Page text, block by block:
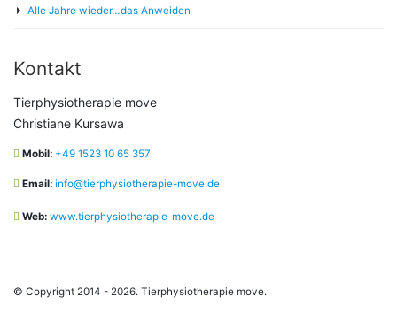
Alle Jahre wieder…das Anweiden
Kontakt
Tierphysiotherapie move
Christiane Kursawa
Mobil: +49 1523 10 65 357
Email: info@tierphysiotherapie-move.de
Web: www.tierphysiotherapie-move.de
© Copyright 2014 - 2026. Tierphysiotherapie move.